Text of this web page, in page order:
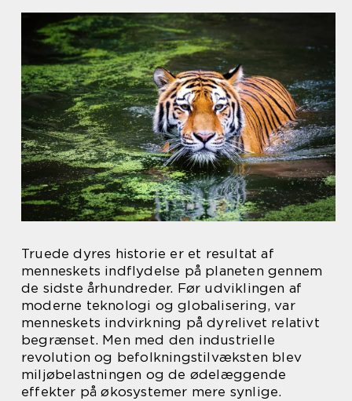
Truede dyres historie er et resultat af
menneskets indflydelse på planeten gennem
de sidste århundreder. Før udviklingen af
moderne teknologi og globalisering, var
menneskets indvirkning på dyrelivet relativt
begrænset. Men med den industrielle
revolution og befolkningstilvæksten blev
miljøbelastningen og de ødelæggende
effekter på økosystemer mere synlige.